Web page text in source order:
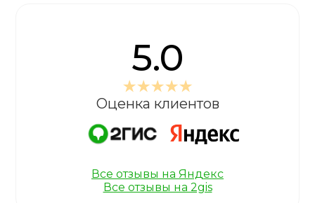
5.0
Оценка клиентов
Все отзывы на Яндекс
Все отзывы на 2gis